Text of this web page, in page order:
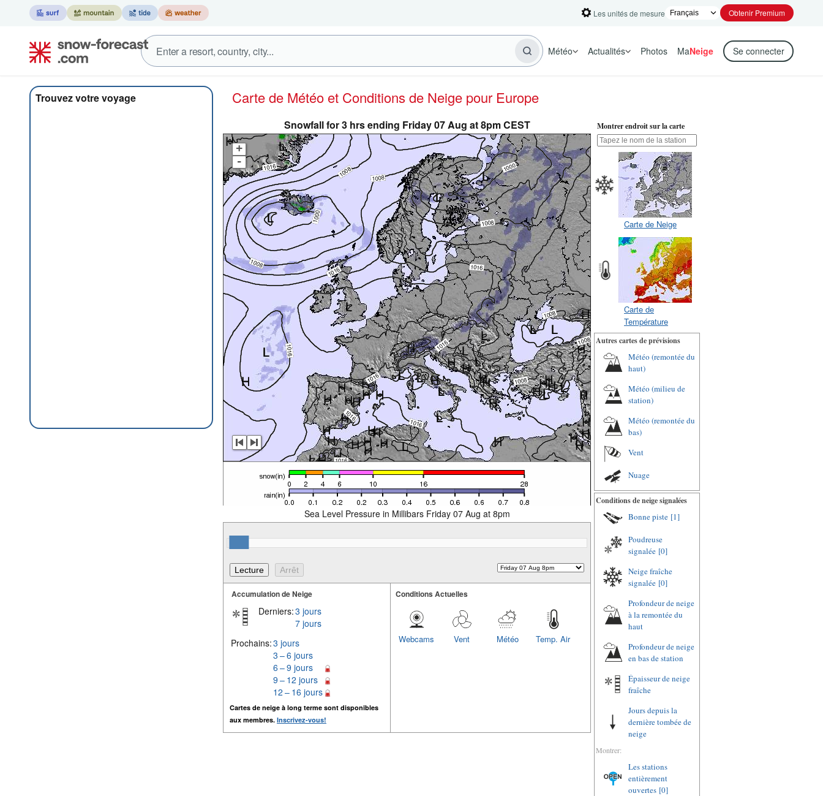
Les unités de mesure Obtenir Premium
Météo Actualités Photos MaNeige Se connecter
Trouvez votre voyage Carte de Météo et Conditions de Neige pour Europe
Snowfall for 3 hrs ending Friday 07 Aug at 8pm CEST
+
-
Sea Level Pressure in Millibars Friday 07 Aug at 8pm
Accumulation de Neige
Derniers:3 jours
7 jours
Prochains:3 jours
3 – 6 jours
6 – 9 jours
9 – 12 jours
12 – 16 jours
Cartes de neige à long terme sont disponibles
aux membres. Inscrivez-vous!
Conditions Actuelles
Temp. Air
Météo
Vent
Webcams
Montrer endroit sur la carte
Carte de Neige
Carte de
Température
Autres cartes de prévisions
Météo (remontée du
haut)
Météo (milieu de
station)
Météo (remontée du
bas)
Vent
Nuage
Conditions de neige signalées
Bonne piste [1]
Poudreuse
signalée [0]
Neige fraîche
signalée [0]
Profondeur de neige
à la remontée du
haut
Profondeur de neige
en bas de station
Épaisseur de neige
fraîche
Jours depuis la
dernière tombée de
neige
Montrer:
Les stations
entièrement
ouvertes [0]